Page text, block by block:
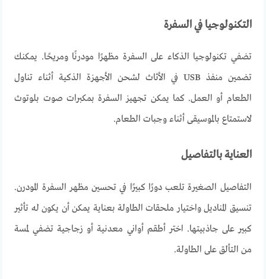
التكنولوجيا في السفرة
تضفي تكنولوجيا الذكاء على السفرة مظهرًا مودرنًا ومريحًا. يمكنك
تضمين منفذ USB
في الأثاث لشحن الأجهزة الذكية أثناء تناول
الطعام أو العمل. كما يمكن تجهيز السفرة بمكبرات صوت بلوتوث
لاستمتاع بالموسيقى أثناء وجبات الطعام.
العناية بالتفاصيل
التفاصيل الصغيرة تلعب دورًا كبيرًا في تحسين مظهر السفرة المودرن.
تنسيق المناديل واختيار ملحقات الطاولة بعناية يمكن أن يكون له تأثير
كبير على جاذبيتها. اختر أطقم أواني معدنية أو زجاجية تضفي لمسة
من التألق على الطاولة.